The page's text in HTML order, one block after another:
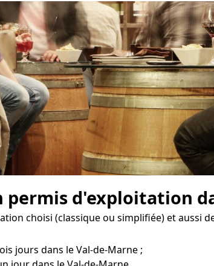
d'exploitation
choisi (classique ou simplifiée) et aussi
jours dans le Val-de-Marne ;